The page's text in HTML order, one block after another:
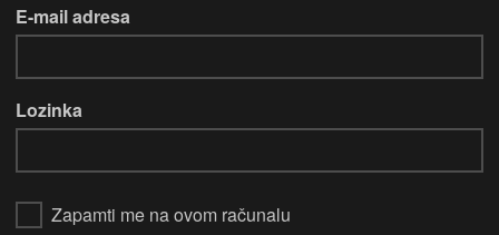
E-mail adresa
Lozinka
Zapamti me na ovom računalu